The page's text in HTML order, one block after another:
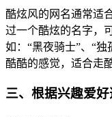
酷炫风的网名通常适
过一个酷炫的名字，
如：“黑夜骑士”、“
酷酷的感觉，适合走
三、根据兴趣爱